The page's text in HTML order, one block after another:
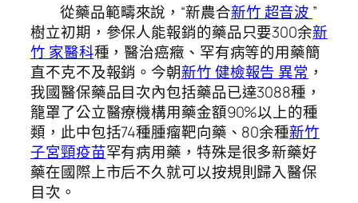
從藥品範疇來說，“新農合新竹 超音波 ”
樹立初期，參保人能報銷的藥品只要300余新
竹 家醫科種，醫治癌癥、罕有病等的用藥簡
直不克不及報銷。今朝新竹 健檢報告 異常 ，
我國醫保藥品目次內包括藥品已達3088種，
籠罩了公立醫療機構用藥金額90%以上的種
類，此中包括74種腫瘤靶向藥、80余種新竹
子宮頸疫苗罕有病用藥，特殊是很多新藥好
藥在國際上市后不久就可以按規則歸入醫保
目次。